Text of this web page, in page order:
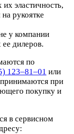
эластичность,
рукоятке
у компании
дилеров.
по
123–81–01 или
при
покупку и
в сервисном